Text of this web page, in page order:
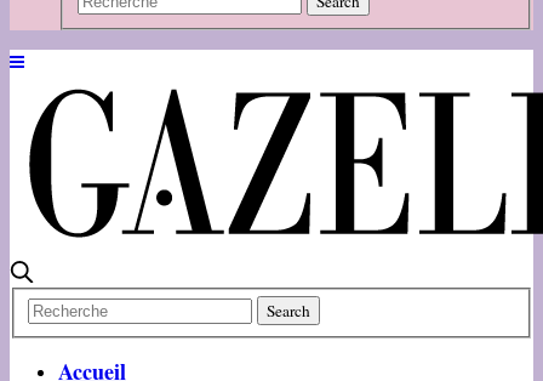
Accueil